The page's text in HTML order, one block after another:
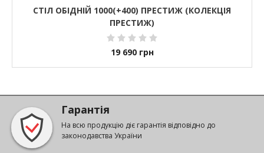
СТІЛ ОБІДНІЙ 1000(+400) ПРЕСТИЖ (КОЛЕКЦІЯ
ПРЕСТИЖ)
19 690 грн
Гарантія
На всю продукцію діє гарантія відповідно до
законодавства України